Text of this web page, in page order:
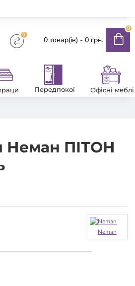
0
0 товар(ів) - 0 грн.
0
Передпокої Офісні меблі
Неман ПІТОН
Neman